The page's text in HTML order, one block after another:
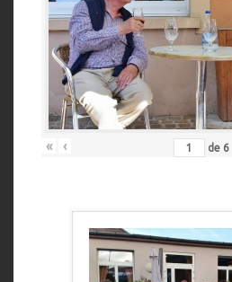
« ‹ de 6